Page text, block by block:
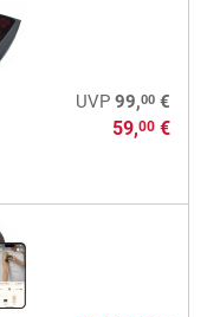
UVP 99,00€
59,00€